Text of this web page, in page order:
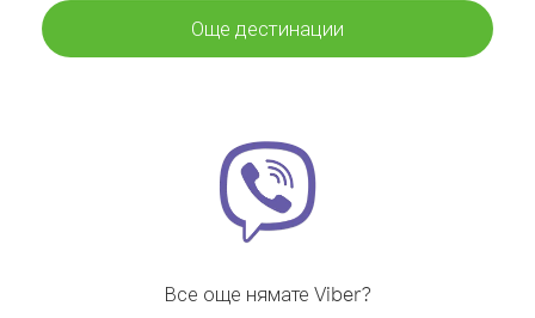
Още дестинации
Все още нямате Viber?